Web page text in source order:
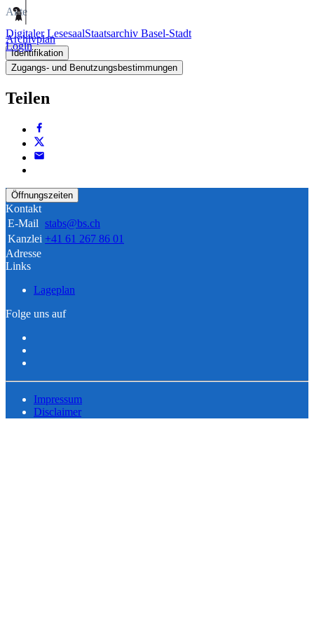
Digitaler LesesaalStaatsarchiv Basel-Stadt
Login
Akte
Archivplan
Identifikation
Zugangs- und Benutzungsbestimmungen
Teilen
Öffnungszeiten
Kontakt
E-Mail stabs@bs.ch
Kanzlei +41 61 267 86 01
Adresse
Links
Lageplan
Folge uns auf
Impressum
Disclaimer